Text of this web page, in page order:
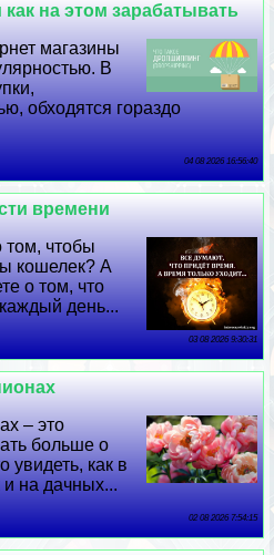
на этом заpaбатывать
магазины
В
обходятся гораздо
04 08 2026 16:56:40
времени
том, чтобы
кошелек? А
о том, что
день...
03 08 2026 9:30:31
– это
больше о
увидеть, как в
на дачных...
02 08 2026 7:54:15